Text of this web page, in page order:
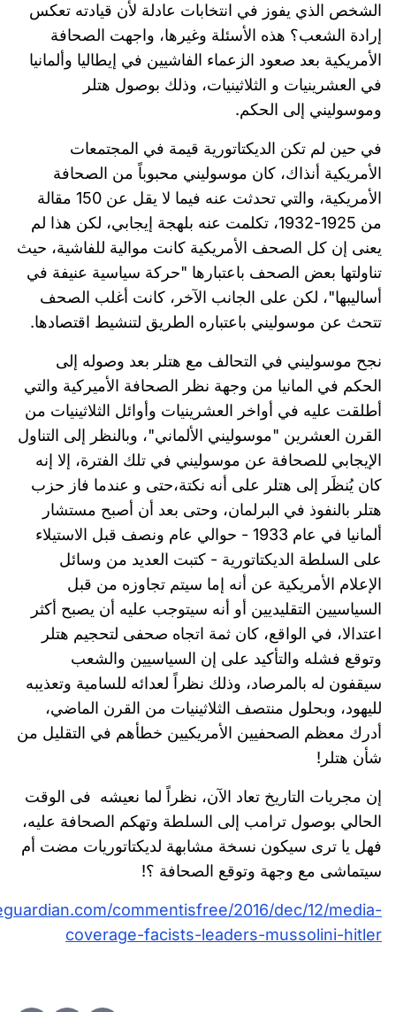
الشخص الذي يفوز في انتخابات عادلة لأن قيادته تعكس
إرادة الشعب؟ هذه الأسئلة وغيرها، واجهت الصحافة
الأمريكية بعد صعود الزعماء الفاشيين في إيطاليا وألمانيا
في العشرينيات و الثلاثينيات، وذلك بوصول هتلر
وموسوليني إلى الحكم.
في حين لم تكن الديكتاتورية قيمة في المجتمعات
الأمريكية أنذاك، كان موسوليني محبوباً من الصحافة
الأمريكية، والتي تحدثت عنه فيما لا يقل عن 150 مقالة
من 1925-1932، تكلمت عنه بلهجة إيجابي، لكن هذا لم
يعنى إن كل الصحف الأمريكية كانت موالية للفاشية، حيث
تناولتها بعض الصحف باعتبارها "حركة سياسية عنيفة في
أساليبها"، لكن على الجانب الآخر، كانت أغلب الصحف
تتحث عن موسوليني باعتباره الطريق لتنشيط اقتصادها.
نجح موسوليني في التحالف مع هتلر بعد وصوله إلى
الحكم في المانيا من وجهة نظر الصحافة الأميركية والتي
أطلقت عليه في أواخر العشرينيات وأوائل الثلاثينيات من
القرن العشرين "موسوليني الألماني"، وبالنظر إلى التناول
الإيجابي للصحافة عن موسوليني في تلك الفترة، إلا إنه
كان يُنظَر إلى هتلر على أنه نكتة،حتى و عندما فاز حزب
هتلر بالنفوذ في البرلمان، وحتى بعد أن أصبح مستشار
ألمانيا في عام 1933 - حوالي عام ونصف قبل الاستيلاء
على السلطة الديكتاتورية - كتبت العديد من وسائل
الإعلام الأمريكية عن أنه إما سيتم تجاوزه من قبل
السياسيين التقليديين أو أنه سيتوجب عليه أن يصبح أكثر
اعتدالا، في الواقع، كان ثمة اتجاه صحفى لتحجيم هتلر
وتوقع فشله والتأكيد على إن السياسيين والشعب
سيقفون له بالمرصاد، وذلك نظراً لعدائه للسامية وتعذيبه
لليهود، وبحلول منتصف الثلاثينيات من القرن الماضي،
أدرك معظم الصحفيين الأمريكيين خطأهم في التقليل من
شأن هتلر!
إن مجريات التاريخ تعاد الآن، نظراً لما نعيشه فى الوقت
الحالي بوصول ترامب إلى السلطة وتهكم الصحافة عليه،
فهل يا ترى سيكون نسخة مشابهة لديكتاتوريات مضت أم
سيتماشى مع وجهة وتوقع الصحافة ؟!
commentisfree/2016/dec/12/media-
coverage-facists-leaders-mussolini-hitler